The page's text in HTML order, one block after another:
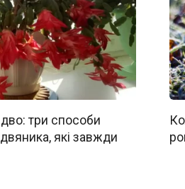
три способи
які завжди